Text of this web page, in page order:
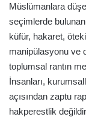
Müslümanlara
seçimlerde
küfür, hakaret,
manipülasyonu ve
toplumsal rantın
İnsanları,
açısından zaptu
hakperestlik